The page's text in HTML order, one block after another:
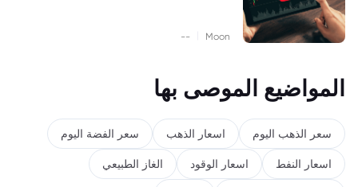
Moon
--
المواضيع الموصى بها
سعر الذهب اليوم اسعار الذهب سعر الفضة اليوم
اسعار النفط اسعار الوقود الغاز الطبيعي